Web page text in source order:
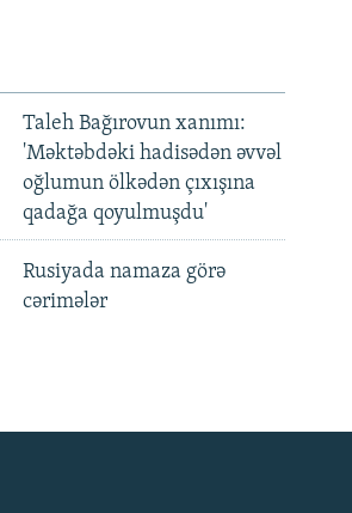
Taleh Bağırovun xanımı:
'Məktəbdəki hadisədən əvvəl
oğlumun ölkədən çıxışına
qadağa qoyulmuşdu'
Rusiyada namaza görə
cərimələr